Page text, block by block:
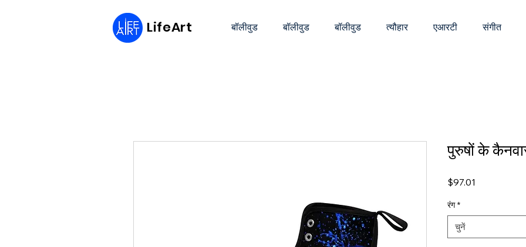
LifeArt बॉलीवुड बॉलीवुड बॉलीवुड त्यौहार एआरटी संगीत
पुरुषों के
$97.01
रंग *
चुनें